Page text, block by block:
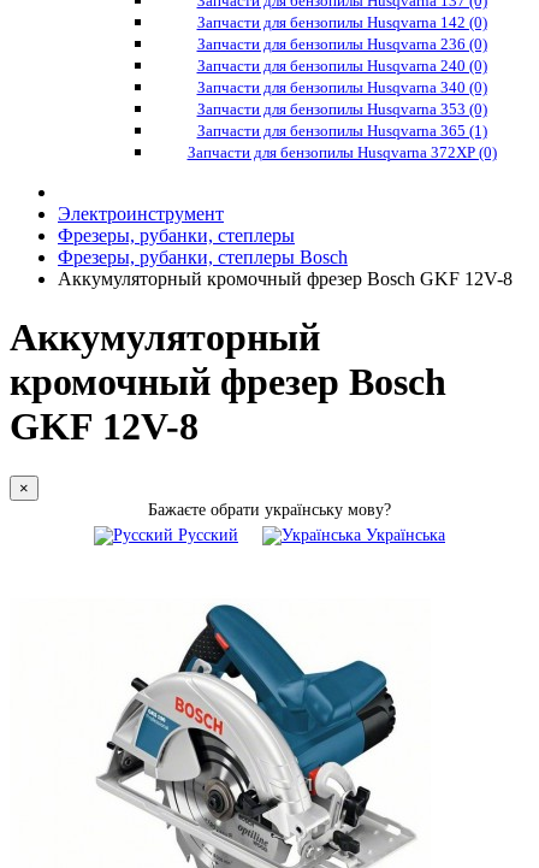
Запчасти для бензопилы Husqvarna 142 (0)
Запчасти для бензопилы Husqvarna 236 (0)
Запчасти для бензопилы Husqvarna 240 (0)
Запчасти для бензопилы Husqvarna 340 (0)
Запчасти для бензопилы Husqvarna 353 (0)
Запчасти для бензопилы Husqvarna 365 (1)
Запчасти для бензопилы Husqvarna 372XP (0)
Электроинструмент
Фрезеры, рубанки, степлеры
Фрезеры, рубанки, степлеры Bosch
Аккумуляторный кромочный фрезер Bosch GKF 12V-8
Аккумуляторный
кромочный фрезер Bosch
GKF 12V-8
×
Бажаєте обрати українську мову?
Русский
Українська